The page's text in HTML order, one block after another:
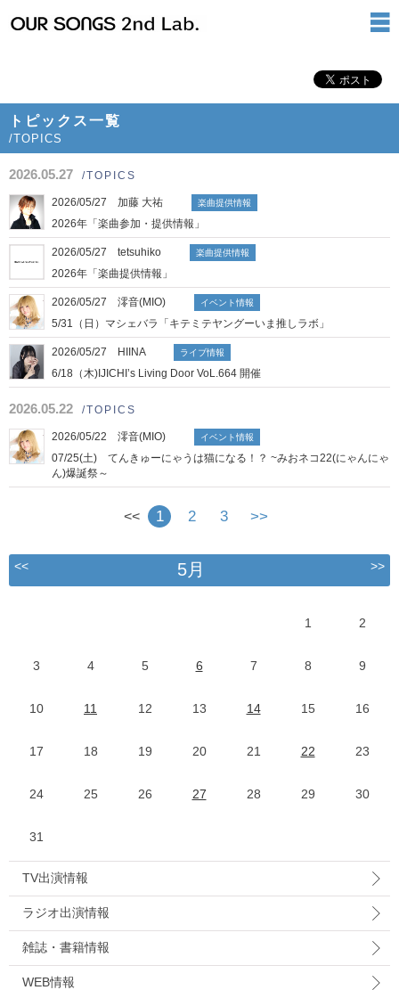
トピックス一覧
/TOPICS
2026.05.27 /TOPICS
2026/05/27 加藤 大祐 楽曲提供情報
2026年「楽曲参加・提供情報」
2026/05/27 tetsuhiko 楽曲提供情報
2026年「楽曲提供情報」
2026/05/27 澪音(MIO) イベント情報
5/31（日）マシェバラ「キテミテヤングーいま推しラボ」
2026/05/27 HIINA ライブ情報
6/18（木)IJICHI’s Living Door VoL.664 開催
2026.05.22 /TOPICS
2026/05/22 澪音(MIO) イベント情報
07/25(土) てんきゅーにゃうは猫になる！？ ~みおネコ22(にゃんにゃ
ん)爆誕祭～
<< 1 2 3 >>
<< 5月 >>
1 2
3 4 5 6 7 8 9
10 11 12 13 14 15 16
17 18 19 20 21 22 23
24 25 26 27 28 29 30
31
TV出演情報
ラジオ出演情報
雑誌・書籍情報
WEB情報